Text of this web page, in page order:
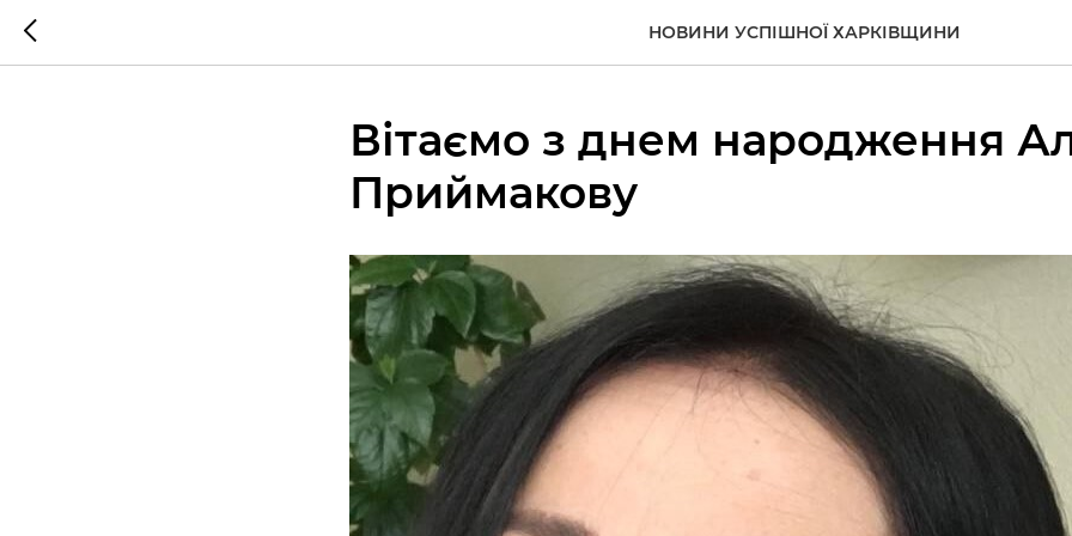
НОВИНИ УСПІШНОЇ ХАРКІВЩИНИ
Вітаємо з днем народження
Приймакову